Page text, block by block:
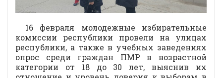
16 февраля молодежные избирательные
комиссии республики провели на улицах
республики, а также в учебных заведениях
опрос среди граждан ПМР в возрастной
категории от 18 до 30 лет, выяснив их